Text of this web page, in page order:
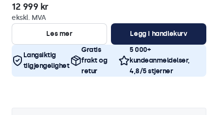
12 999 kr
ekskl. MVA
Les mer
Legg i handlekurv
Langsiktig
tilgjengelighet
Gratis
frakt og
retur
5 000+
kundeanmeldelser,
4,8/5 stjerner